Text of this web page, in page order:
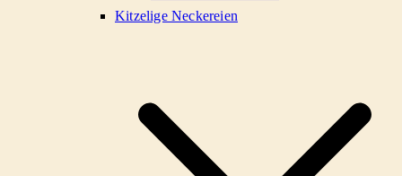
Kitzelige Neckereien